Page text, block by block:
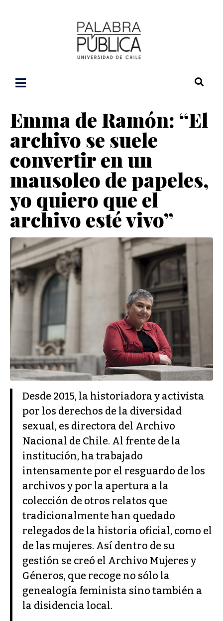
Emma de Ramón: “El
archivo se suele
convertir en un
mausoleo de papeles,
yo quiero que el
archivo esté vivo”
Desde 2015, la historiadora y activista
por los derechos de la diversidad
sexual, es directora del Archivo
Nacional de Chile. Al frente de la
institución, ha trabajado
intensamente por el resguardo de los
archivos y por la apertura a la
colección de otros relatos que
tradicionalmente han quedado
relegados de la historia oficial, como el
de las mujeres. Así dentro de su
gestión se creó el Archivo Mujeres y
Géneros, que recoge no sólo la
genealogía feminista sino también a
la disidencia local.